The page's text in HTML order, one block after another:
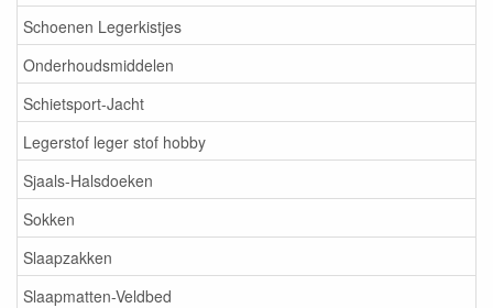
Schoenen Legerkistjes
Onderhoudsmiddelen
Schietsport-Jacht
Legerstof leger stof hobby
Sjaals-Halsdoeken
Sokken
Slaapzakken
Slaapmatten-Veldbed